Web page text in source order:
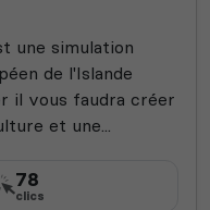
une simulation
de l'Islande
il vous faudra créer
et une...
78
clics